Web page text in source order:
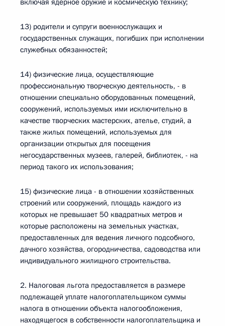
включая ядерное оружие и космическую технику;
13) родители и супруги военнослужащих и
государственных служащих, погибших при исполнении
служебных обязанностей;
14) физические лица, осуществляющие
профессиональную творческую деятельность, - в
отношении специально оборудованных помещений,
сооружений, используемых ими исключительно в
качестве творческих мастерских, ателье, студий, а
также жилых помещений, используемых для
организации открытых для посещения
негосударственных музеев, галерей, библиотек, - на
период такого их использования;
15) физические лица - в отношении хозяйственных
строений или сооружений, площадь каждого из
которых не превышает 50 квадратных метров и
которые расположены на земельных участках,
предоставленных для ведения личного подсобного,
дачного хозяйства, огородничества, садоводства или
индивидуального жилищного строительства.
2. Налоговая льгота предоставляется в размере
подлежащей уплате налогоплательщиком суммы
налога в отношении объекта налогообложения,
находящегося в собственности налогоплательщика и